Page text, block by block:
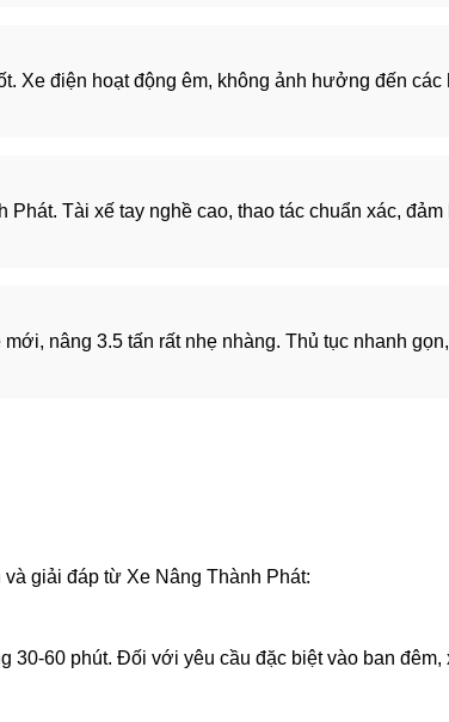
Xe điện hoạt động êm, không ảnh hưởng đến
Tài xế tay nghề cao, thao tác chuẩn xác, đảm
nâng 3.5 tấn rất nhẹ nhàng. Thủ tục nhanh
giải đáp từ Xe Nâng Thành Phát:
30-60 phút. Đối với yêu cầu đặc biệt vào ban